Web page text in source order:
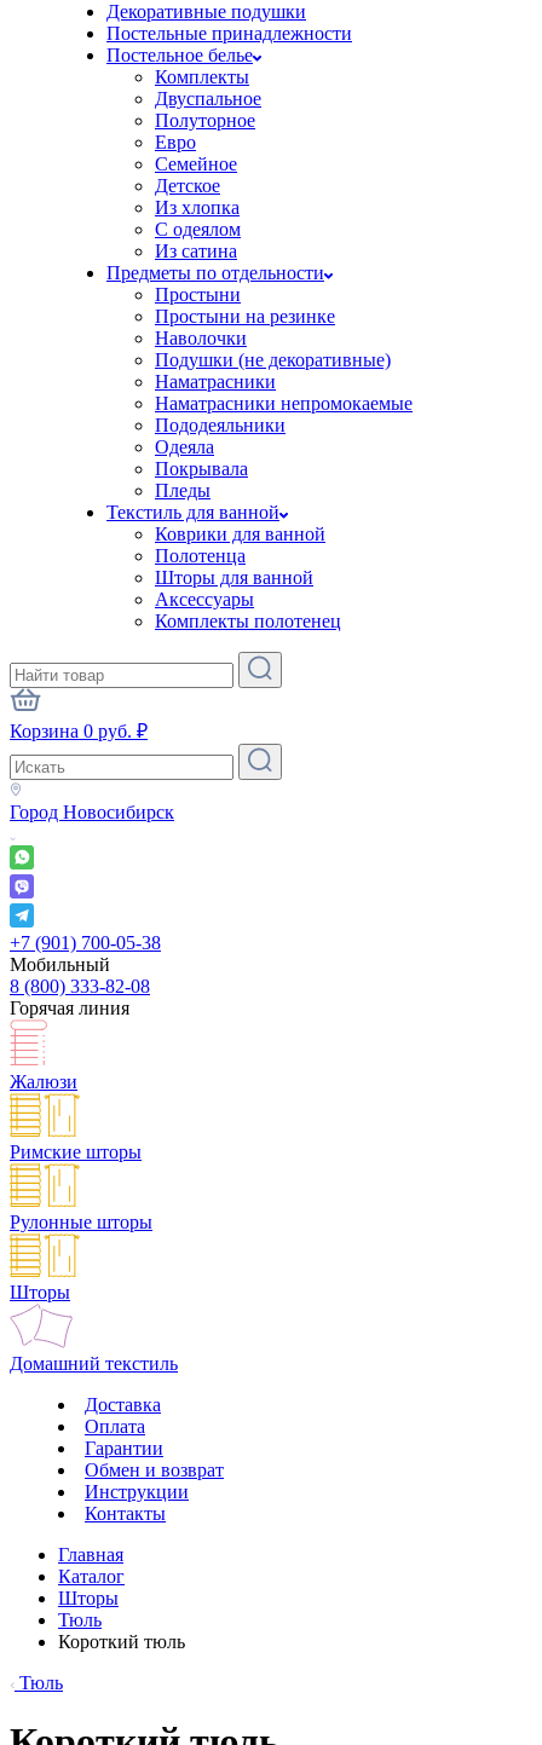
Декоративные подушки
Постельные принадлежности
Постельное белье
Комплекты
Двуспальное
Полуторное
Евро
Семейное
Детское
Из хлопка
С одеялом
Из сатина
Предметы по отдельности
Простыни
Простыни на резинке
Наволочки
Подушки (не декоративные)
Наматрасники
Наматрасники непромокаемые
Пододеяльники
Одеяла
Покрывала
Пледы
Текстиль для ванной
Коврики для ванной
Полотенца
Шторы для ванной
Аксессуары
Комплекты полотенец
Корзина 0 руб. ₽
Город Новосибирск
+7 (901) 700-05-38
Мобильный
8 (800) 333-82-08
Горячая линия
Жалюзи
Римские шторы
Рулонные шторы
Шторы
Домашний текстиль
Доставка
Оплата
Гарантии
Обмен и возврат
Инструкции
Контакты
Главная
Каталог
Шторы
Тюль
Короткий тюль
Тюль